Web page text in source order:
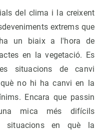
del clima i la creixent
extrems que
un biaix a l'hora de
en la vegetació. Es
situacions de canvi
no hi ha canvi en la
Encara que passin
mica més difícils
situacions en què la